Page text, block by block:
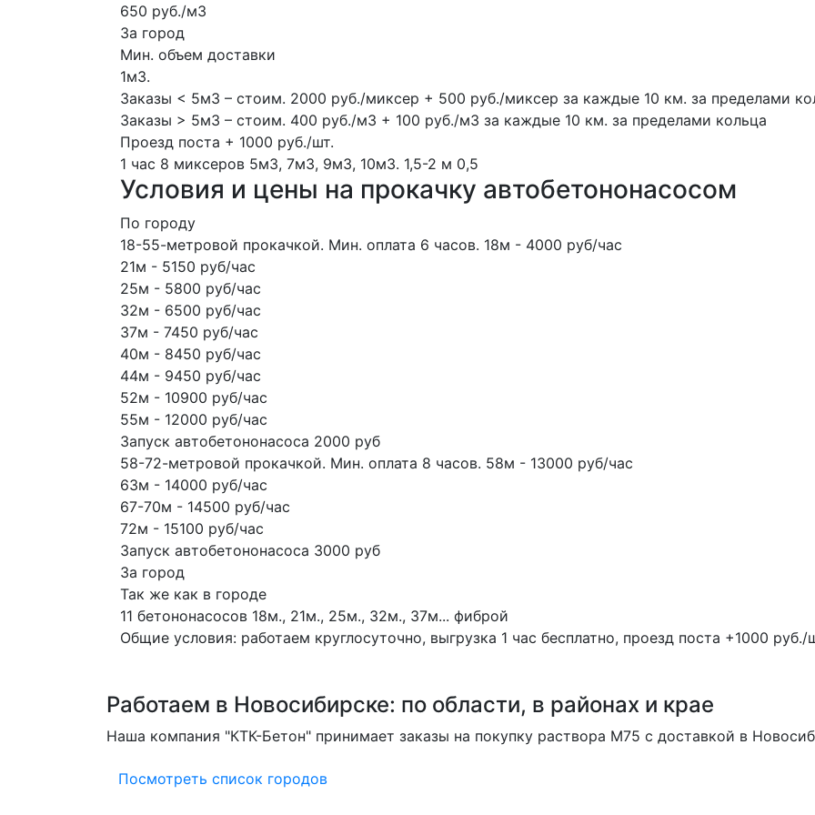
650 руб./м3
За город
Мин. объем доставки
1м3.
Заказы < 5м3 – стоим. 2000 руб./миксер + 500 руб./миксер за каждые 10 км. за пределами
Заказы > 5м3 – стоим. 400 руб./м3 + 100 руб./м3 за каждые 10 км. за пределами кольца
Проезд поста + 1000 руб./шт.
1 час 8 миксеров 5м3, 7м3, 9м3, 10м3. 1,5-2 м 0,5
Условия и цены на прокачку автобетононасосом
По городу
18-55-метровой прокачкой. Мин. оплата 6 часов. 18м - 4000 руб/час
21м - 5150 руб/час
25м - 5800 руб/час
32м - 6500 руб/час
37м - 7450 руб/час
40м - 8450 руб/час
44м - 9450 руб/час
52м - 10900 руб/час
55м - 12000 руб/час
Запуск автобетононасоса 2000 руб
58-72-метровой прокачкой. Мин. оплата 8 часов. 58м - 13000 руб/час
63м - 14000 руб/час
67-70м - 14500 руб/час
72м - 15100 руб/час
Запуск автобетононасоса 3000 руб
За город
Так же как в городе
11 бетононасосов 18м., 21м., 25м., 32м., 37м... фиброй
Общие условия: работаем круглосуточно, выгрузка 1 час бесплатно, проезд поста +1000 руб./
Работаем в Новосибирске: по области, в районах и крае
Наша компания "КТК-Бетон" принимает заказы на покупку раствора M75 с доставкой в
Посмотреть список городов